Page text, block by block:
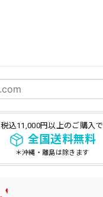
税込11,000円以上のご購入で
全国送料無料
＊沖縄・離島は除きます